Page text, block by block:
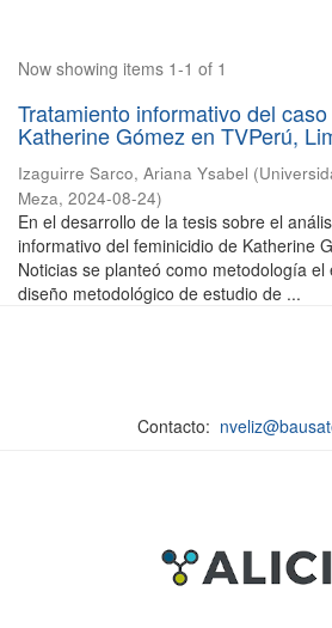
Now showing items 1-1 of 1
Tratamiento informativo del
Katherine Gómez en TVPerú,
Izaguirre Sarco, Ariana Ysabel (
Meza, 2024-08-24)
En el desarrollo de la tesis sobre el
informativo del feminicidio de Katherine
Noticias se planteó como metodología
diseño metodológico de estudio de ...
Contacto: